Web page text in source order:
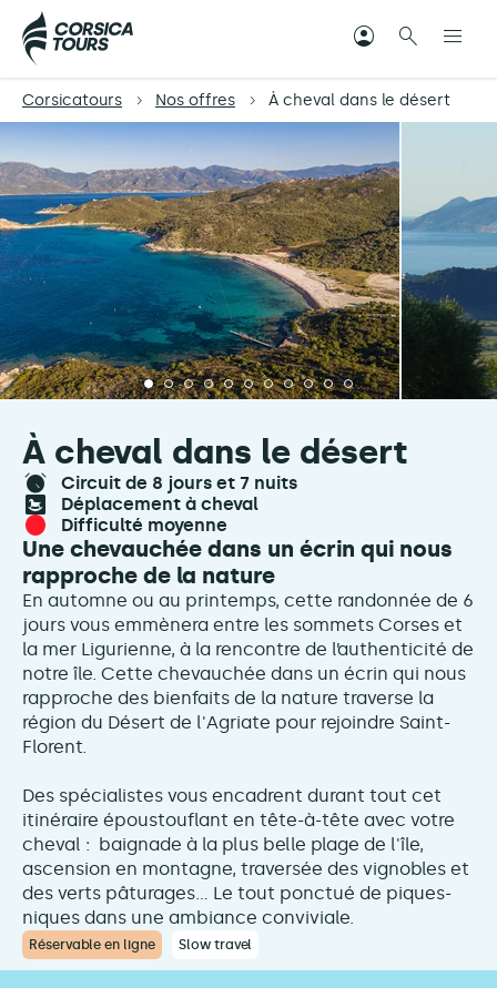
Corsicatours Nos offres À cheval dans le désert
À cheval dans le désert
circuit de 8 jours et 7 nuits
déplacement à cheval
difficulté moyenne
Une chevauchée dans un écrin qui nous
rapproche de la nature
En automne ou au printemps, cette randonnée de 6
jours vous emmènera entre les sommets Corses et
la mer Ligurienne, à la rencontre de l’authenticité de
notre île. Cette chevauchée dans un écrin qui nous
rapproche des bienfaits de la nature traverse la
région du Désert de l'Agriate pour rejoindre Saint-
Florent.
Des spécialistes vous encadrent durant tout cet
itinéraire époustouflant en tête-à-tête avec votre
cheval : baignade à la plus belle plage de l'île,
ascension en montagne, traversée des vignobles et
des verts pâturages... Le tout ponctué de piques-
niques dans une ambiance conviviale.
Réservable en ligne Slow travel